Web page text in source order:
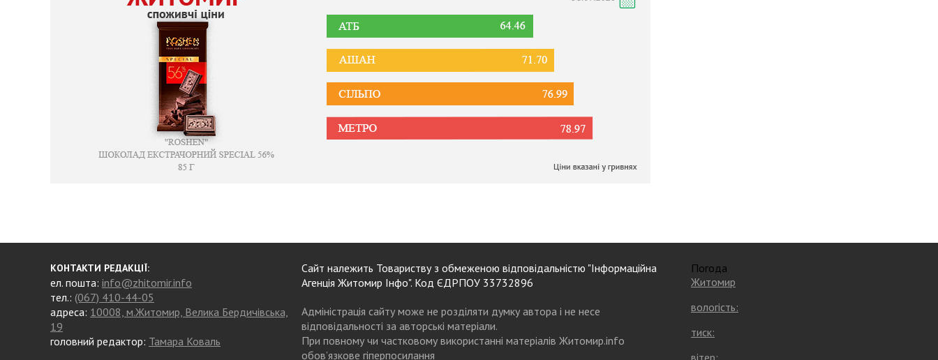
КОНТАКТИ РЕДАКЦІЇ:
ел. пошта: info@zhitomir.info
тел.: (067) 410-44-05
адреса: 10008, м.Житомир, Велика Бердичівська,
19
головний редактор: Тамара Коваль
Сайт належить Товариству з обмеженою відповідальністю "Інформаційна
Агенція Житомир Інфо". Код ЄДРПОУ 33732896
Адміністрація сайту може не розділяти думку автора і не несе
відповідальності за авторські матеріали.
При повному чи частковому використанні матеріалів Житомир.info
обов’язкове гіперпосилання
Погода
Житомир
вологість:
тиск:
вітер: